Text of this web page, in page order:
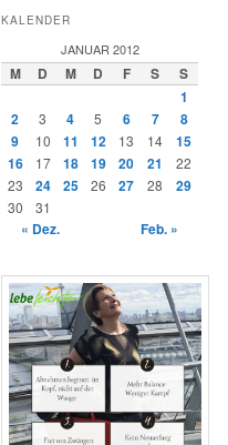
KALENDER
JANUAR 2012
M D M D F S
S
1
2
3 4 5 6 7
8
9
10 11 12 13 14
15
16
17 18 19 20 21
22
23
24 25 26 27 28 29
30 31
« Dez. Feb. »